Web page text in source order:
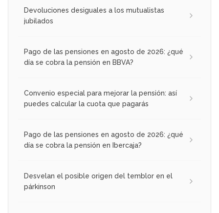
Devoluciones desiguales a los mutualistas
jubilados
Pago de las pensiones en agosto de 2026: ¿qué
día se cobra la pensión en BBVA?
Convenio especial para mejorar la pensión: así
puedes calcular la cuota que pagarás
Pago de las pensiones en agosto de 2026: ¿qué
día se cobra la pensión en Ibercaja?
Desvelan el posible origen del temblor en el
párkinson